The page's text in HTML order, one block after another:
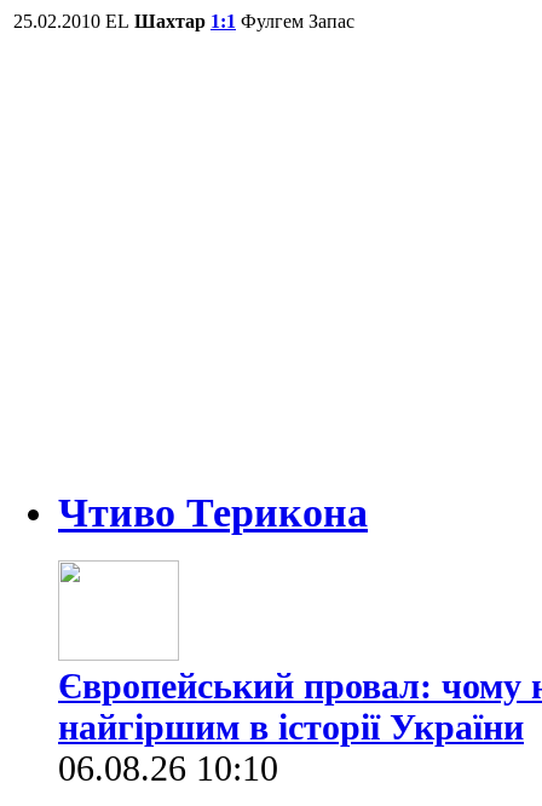
25.02.2010 EL Шахтар 1:1 Фулгем Запас
Чтиво Терикона
Європейський провал: чому
найгіршим в історії України
06.08.26 10:10